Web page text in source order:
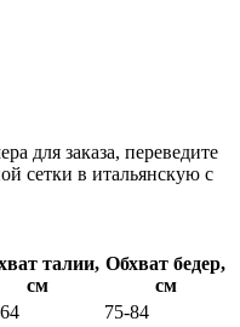
для заказа, переведите
сетки в итальянскую с
талии,
см
Обхват бедер,
см
75-84